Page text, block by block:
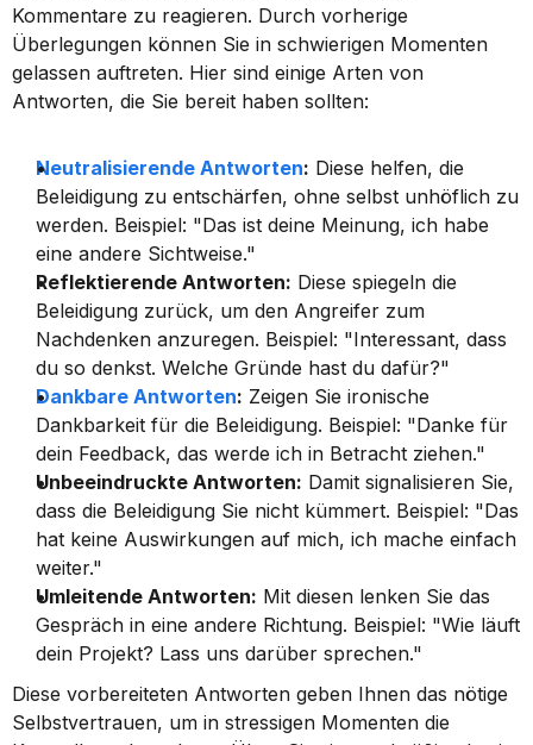
Kommentare zu reagieren. Durch vorherige
Überlegungen können Sie in schwierigen Momenten
gelassen auftreten. Hier sind einige Arten von
Antworten, die Sie bereit haben sollten:
Neutralisierende Antworten: Diese helfen, die
Beleidigung zu entschärfen, ohne selbst unhöflich zu
werden. Beispiel: "Das ist deine Meinung, ich habe
eine andere Sichtweise."
Reflektierende Antworten: Diese spiegeln die
Beleidigung zurück, um den Angreifer zum
Nachdenken anzuregen. Beispiel: "Interessant, dass
du so denkst. Welche Gründe hast du dafür?"
Dankbare Antworten: Zeigen Sie ironische
Dankbarkeit für die Beleidigung. Beispiel: "Danke für
dein Feedback, das werde ich in Betracht ziehen."
Unbeeindruckte Antworten: Damit signalisieren Sie,
dass die Beleidigung Sie nicht kümmert. Beispiel: "Das
hat keine Auswirkungen auf mich, ich mache einfach
weiter."
Umleitende Antworten: Mit diesen lenken Sie das
Gespräch in eine andere Richtung. Beispiel: "Wie läuft
dein Projekt? Lass uns darüber sprechen."
Diese vorbereiteten Antworten geben Ihnen das nötige
Selbstvertrauen, um in stressigen Momenten die